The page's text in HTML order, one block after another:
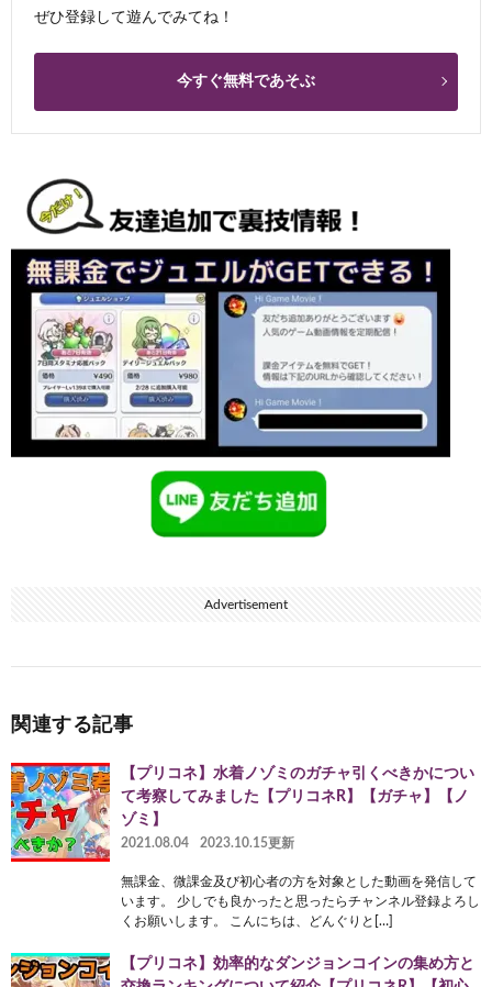
ぜひ登録して遊んでみてね！
今すぐ無料であそぶ
Advertisement
関連する記事
【プリコネ】水着ノゾミのガチャ引くべきかについ
て考察してみました【プリコネR】【ガチャ】【ノ
ゾミ】
2021.08.04 2023.10.15更新
無課金、微課金及び初心者の方を対象とした動画を発信して
います。 少しでも良かったと思ったらチャンネル登録よろし
くお願いします。 こんにちは、どんぐりと[…]
【プリコネ】効率的なダンジョンコインの集め方と